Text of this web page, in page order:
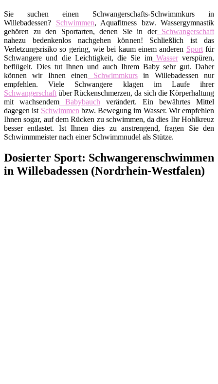
Sie suchen einen Schwangerschafts-Schwimmkurs in
Willebadessen? Schwimmen, Aquafitness bzw. Wassergymnastik
gehören zu den Sportarten, denen Sie in derSchwangerschaft
nahezu bedenkenlos nachgehen können! Schließlich ist das
Verletzungsrisiko so gering, wie bei kaum einem anderen Sportfür
Schwangere und die Leichtigkeit, die Sie imWasserverspüren,
beflügelt. Dies tut Ihnen und auch Ihrem Baby sehr gut. Daher
können wir Ihnen einen Schwimmkursin Willebadessen nur
empfehlen. Viele Schwangere klagen im Laufe ihrer
Schwangerschaft über Rückenschmerzen, da sich die Körperhaltung
mit wachsendem Babybauch verändert. Ein bewährtes Mittel
dagegen ist Schwimmen bzw. Bewegung im Wasser. Wir empfehlen
Ihnen sogar, auf dem Rücken zu schwimmen, da dies Ihr Hohlkreuz
besser entlastet. Ist Ihnen dies zu anstrengend, fragen Sie den
Schwimmmeister nach einer Schwimmnudel als Stütze.
Dosierter Sport: Schwangerenschwimmen
in Willebadessen (Nordrhein-Westfalen)